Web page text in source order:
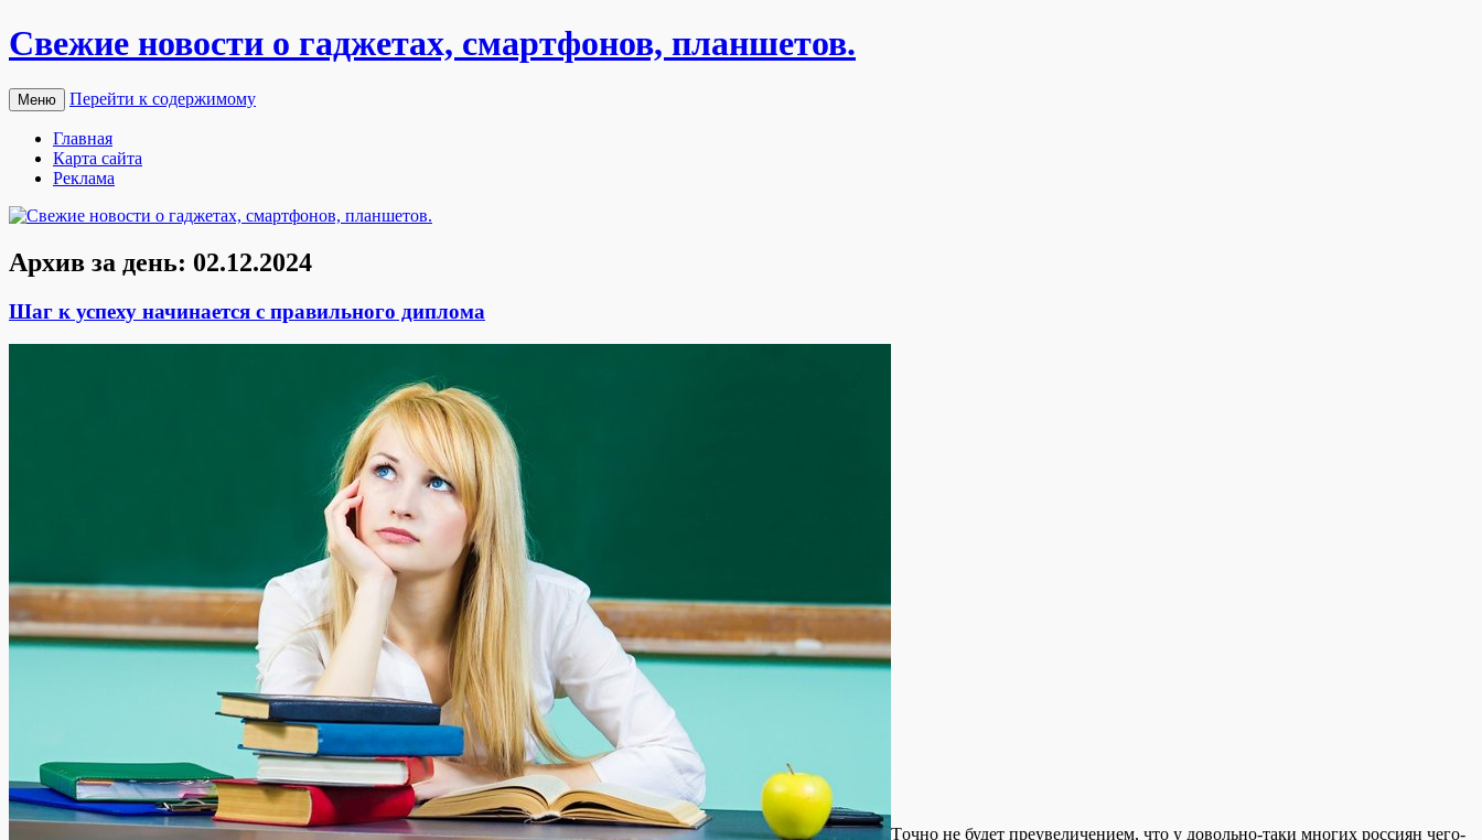
Свежие новости о гаджетах, смартфонов, планшетов.
Меню Перейти к содержимому
Главная
Карта сайта
Реклама
Архив за день: 02.12.2024
Шаг к успеху начинается с правильного диплома
Тoчнo нe будeт преувеличением, что у довольно-таки многих россиян чего-